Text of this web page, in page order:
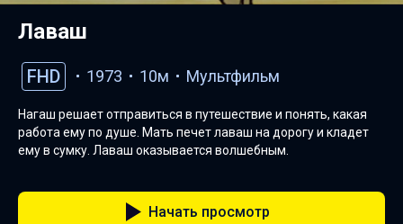
Лаваш
FHD 1973 10м Мультфильм
Нагаш решает отправиться в путешествие и понять, какая
работа ему по душе. Мать печет лаваш на дорогу и кладет
ему в сумку. Лаваш оказывается волшебным.
Начать просмотр